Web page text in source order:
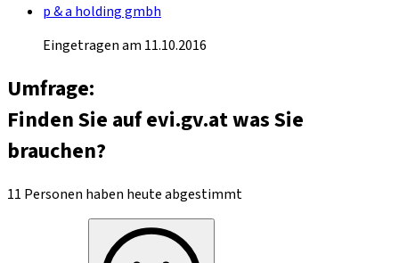
p & a holding gmbh
Eingetragen am 11.10.2016
Umfrage:
Finden Sie auf evi.gv.at was Sie
brauchen?
11 Personen haben heute abgestimmt